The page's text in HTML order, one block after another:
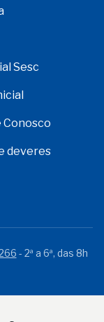
Sesc
Conosco
deveres
- 2ª a 6ª, das 8h